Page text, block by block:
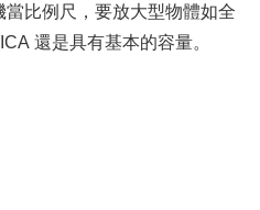
當比例尺，要放大型物體如全
還是具有基本的容量。